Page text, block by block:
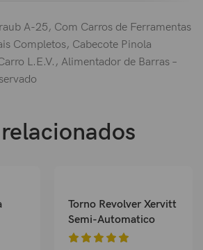
A-25, Com Carros de Ferramentas
Completos, Cabecote Pinola
L.E.V., Alimentador de Barras –
Torno Revolver Xervitt
Semi-Automatico